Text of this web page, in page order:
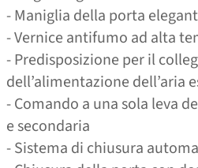
- Maniglia della porta
- Vernice antifumo ad alta
- Predisposizione per il
dell’alimentazione dell’aria
- Comando a una sola leva
e secondaria
- Sistema di chiusura